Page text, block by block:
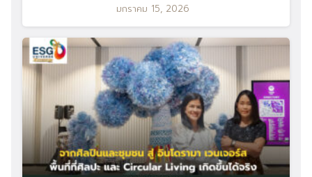
มกราคม 15, 2026